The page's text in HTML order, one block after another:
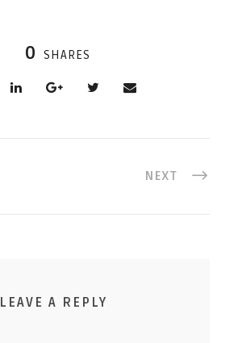
0 SHARES
NEXT
LEAVE A REPLY